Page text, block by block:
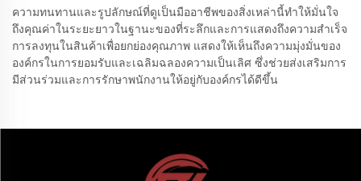
ความทนทานและรูปลักษณ์ที่ดูเป็นมืออาชีพของสิ่งเหล่านี้ทำให้มั่นใจ
ถึงคุณค่าในระยะยาวในฐานะของที่ระลึกและการแสดงถึงความสำเร็จ
การลงทุนในสินค้าเพื่อยกย่องคุณภาพ แสดงให้เห็นถึงความมุ่งมั่นของ
องค์กรในการยอมรับและเฉลิมฉลองความเป็นเลิศ ซึ่งช่วยส่งเสริมการ
มีส่วนร่วมและการรักษาพนักงานให้อยู่กับองค์กรได้ดีขึ้น